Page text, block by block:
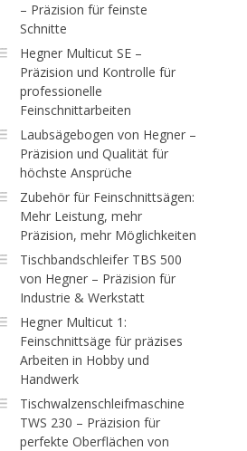
– Präzision für feinste
Schnitte
Hegner Multicut SE –
Präzision und Kontrolle für
professionelle
Feinschnittarbeiten
Laubsägebogen von Hegner –
Präzision und Qualität für
höchste Ansprüche
Zubehör für Feinschnittsägen:
Mehr Leistung, mehr
Präzision, mehr Möglichkeiten
Tischbandschleifer TBS 500
von Hegner – Präzision für
Industrie & Werkstatt
Hegner Multicut 1:
Feinschnittsäge für präzises
Arbeiten in Hobby und
Handwerk
Tischwalzenschleifmaschine
TWS 230 – Präzision für
perfekte Oberflächen von